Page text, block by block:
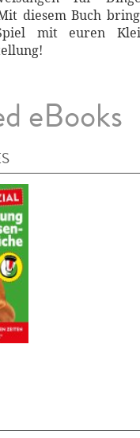
diesem Buch
mit euren
eBooks